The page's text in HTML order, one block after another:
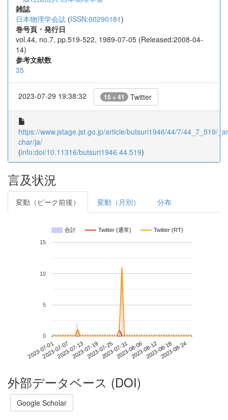
雑誌
日本物理学会誌 (ISSN:00290181)
巻号頁・発行日
vol.44, no.7, pp.519-522, 1989-07-05 (Released:2008-04-
14)
参考文献数
35
2023-07-29 19:38:32 15 + 41 Twitter
https://www.jstage.jst.go.jp/article/butsuri1946/44/7/44_7_519/
char/ja/
(info:doi/10.11316/butsuri1946.44.519)
言及状況
変動（ピーク前後） 変動（月別） 分布
合計 Twitter (通常) Twitter (RT)
2023-07-012023-07-072023-07-132023-07-192023-07-252023-07-312023-08-062023-08-122023-08-182023-08-24
0
5
10
15
外部データベース (DOI)
Google Scholar